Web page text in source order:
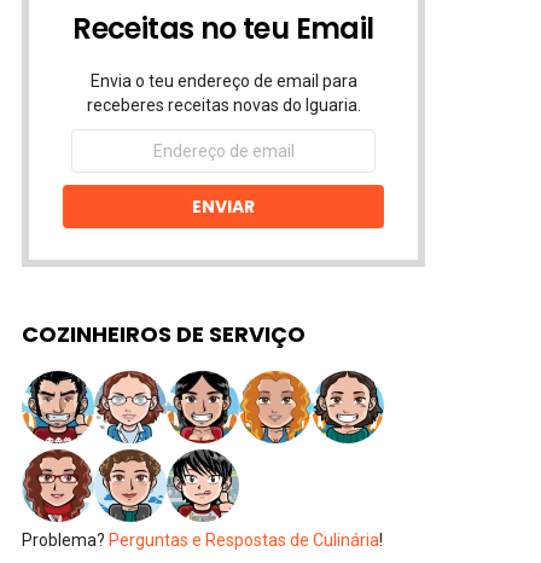
Receitas no teu Email
Envia o teu endereço de email para
receberes receitas novas do Iguaria.
Endereço
email
ENVIAR
COZINHEIROS DE SERVIÇO
Problema? Perguntas e Respostas de Culinária!